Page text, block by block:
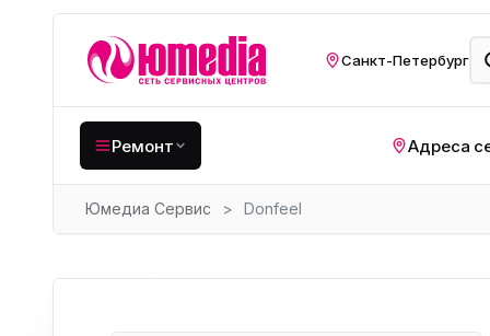
Санкт-Петербург
Ремонт
Крупная бытовая
Адреса
Юмедиа Сервис > Donfeel